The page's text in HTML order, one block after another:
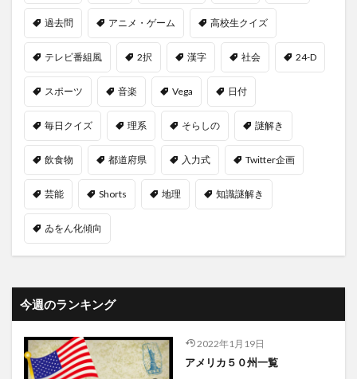
過去問 アニメ・ゲーム 高校生クイズ
テレビ番組風 2択 漢字 社会 24-D
スポーツ 音楽 Vega 日付
毎日クイズ 理系 そらしの 謎解き
飲食物 都道府県 入力式 Twitter企画
芸能 Shorts 地理 知識謎解き
ゐをん化傾向
今週のランキング
2022年1月19日
アメリカ５０州一覧